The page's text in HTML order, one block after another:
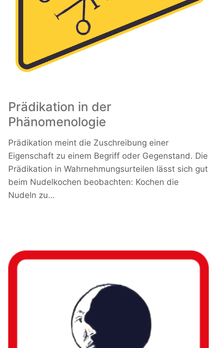
Prädikation in der
Phänomenologie
Prädikation meint die Zuschreibung einer
Eigenschaft zu einem Begriff oder Gegenstand. Die
Prädikation in Wahrnehmungsurteilen lässt sich gut
beim Nudelkochen beobachten: Kochen die
Nudeln zu…